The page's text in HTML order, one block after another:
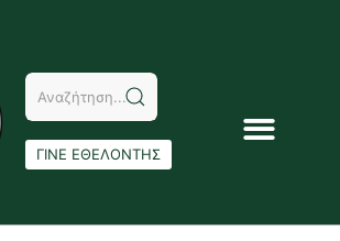
ΓΙΝΕ ΕΘΕΛΟΝΤΗΣ